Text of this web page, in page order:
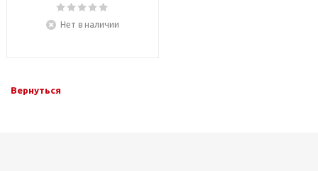
Нет в наличии
Вернуться